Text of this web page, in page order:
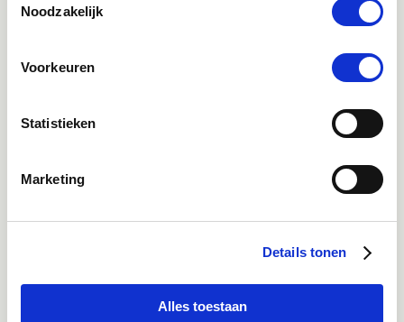
Noodzakelijk
Voorkeuren
Statistieken
Marketing
Details tonen
Alles toestaan
Klantenservice bereikbaarheid:
Bekijk Facebook